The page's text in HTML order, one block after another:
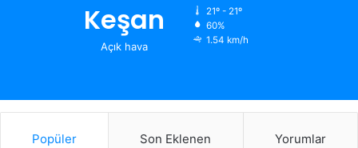
Keşan
Açık hava
21º - 21º
60%
1.54 km/h
Popüler Son Eklenen Yorumlar